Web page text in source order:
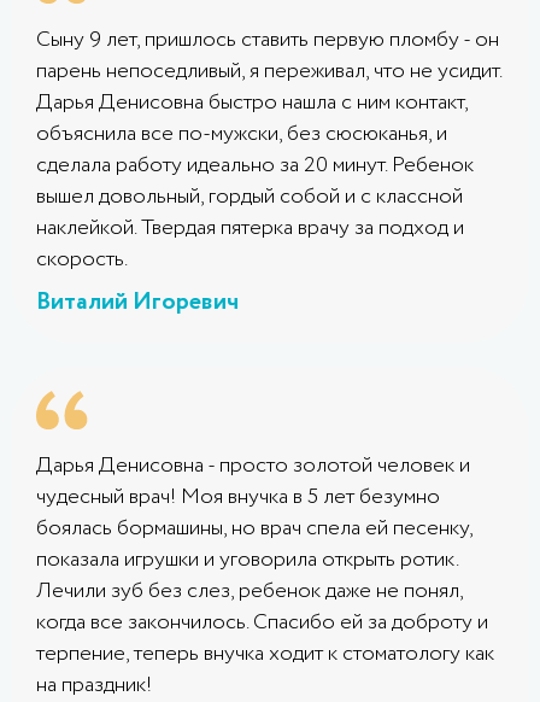
Сыну 9 лет, пришлось ставить первую пломбу - он
парень непоседливый, я переживал, что не усидит.
Дарья Денисовна быстро нашла с ним контакт,
объяснила все по-мужски, без сюсюканья, и
сделала работу идеально за 20 минут. Ребенок
вышел довольный, гордый собой и с классной
наклейкой. Твердая пятерка врачу за подход и
скорость.
Виталий Игоревич
Дарья Денисовна - просто золотой человек и
чудесный врач! Моя внучка в 5 лет безумно
боялась бормашины, но врач спела ей песенку,
показала игрушки и уговорила открыть ротик.
Лечили зуб без слез, ребенок даже не понял,
когда все закончилось. Спасибо ей за доброту и
терпение, теперь внучка ходит к стоматологу как
на праздник!